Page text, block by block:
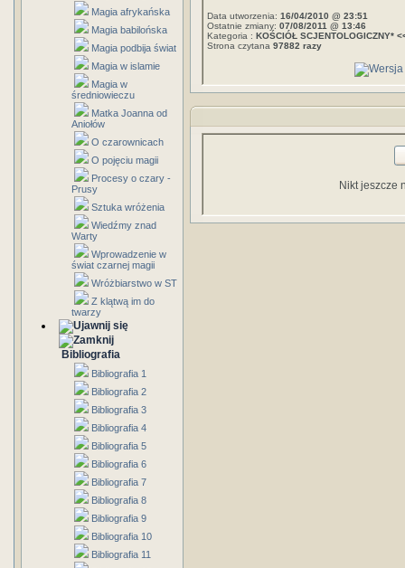
Magia afrykańska
Magia babilońska
Magia podbija świat
Magia w islamie
Magia w
średniowieczu
Matka Joanna od
Aniołów
O czarownicach
O pojęciu magii
Procesy o czary -
Prusy
Sztuka wróżenia
Wiedźmy znad
Warty
Wprowadzenie w
świat czarnej magii
Wróżbiarstwo w ST
Z klątwą im do
twarzy
Bibliografia
Bibliografia 1
Bibliografia 2
Bibliografia 3
Bibliografia 4
Bibliografia 5
Bibliografia 6
Bibliografia 7
Bibliografia 8
Bibliografia 9
Bibliografia 10
Bibliografia 11
Data utworzenia: 16/04/2010 @ 23:51
Ostatnie zmiany: 07/08/2011 @ 13:46
Kategoria : KOŚCIÓŁ SCJENTOLOGICZNY*
Strona czytana 97882 razy
Nikt jeszcze